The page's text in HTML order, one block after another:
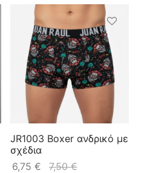
JR1003 Boxer ανδρικό με
σχέδια
6,75 € 7,50€